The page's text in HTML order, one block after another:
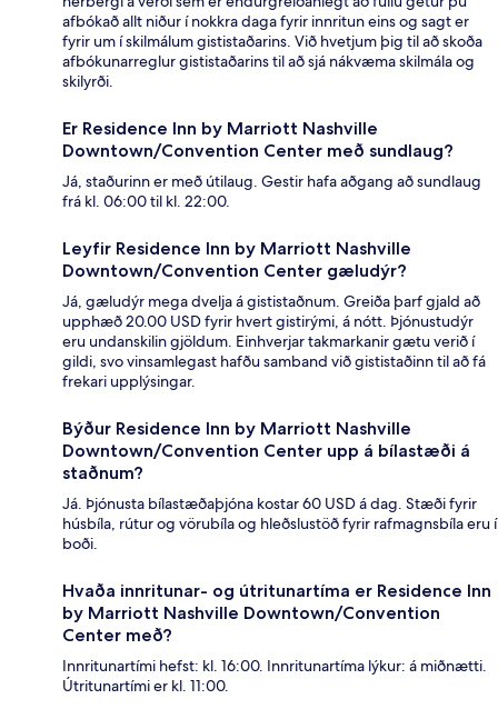
afbókað allt niður í nokkra daga fyrir innritun eins og sagt er
fyrir um í skilmálum gististaðarins. Við hvetjum þig til að skoða
afbókunarreglur gististaðarins til að sjá nákvæma skilmála og
skilyrði.
Er Residence Inn by Marriott Nashville
Downtown/Convention Center með sundlaug?
Já, staðurinn er með útilaug. Gestir hafa aðgang að sundlaug
frá kl. 06:00 til kl. 22:00.
Leyfir Residence Inn by Marriott Nashville
Downtown/Convention Center gæludýr?
Já, gæludýr mega dvelja á gististaðnum. Greiða þarf gjald að
upphæð 20.00 USD fyrir hvert gistirými, á nótt. Þjónustudýr
eru undanskilin gjöldum. Einhverjar takmarkanir gætu verið í
gildi, svo vinsamlegast hafðu samband við gististaðinn til að fá
frekari upplýsingar.
Býður Residence Inn by Marriott Nashville
Downtown/Convention Center upp á bílastæði á
staðnum?
Já. Þjónusta bílastæðaþjóna kostar 60 USD á dag. Stæði fyrir
húsbíla, rútur og vörubíla og hleðslustöð fyrir rafmagnsbíla eru í
boði.
Hvaða innritunar- og útritunartíma er Residence Inn
by Marriott Nashville Downtown/Convention
Center með?
Innritunartími hefst: kl. 16:00. Innritunartíma lýkur: á miðnætti.
Útritunartími er kl. 11:00.